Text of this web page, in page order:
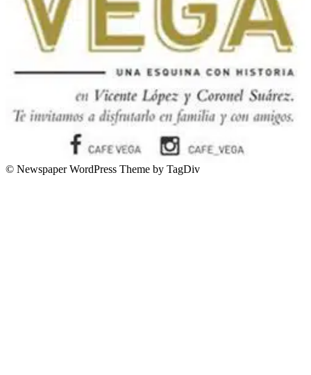
© Newspaper WordPress Theme by TagDiv